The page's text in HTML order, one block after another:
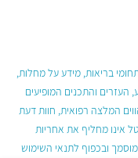
בריאות, מידע על מחלות,
העזרים והתכנים המופיעים
המלצה רפואית, חוות דעת
אינו מחליף את אחריות
ובכפוף לתנאי השימוש